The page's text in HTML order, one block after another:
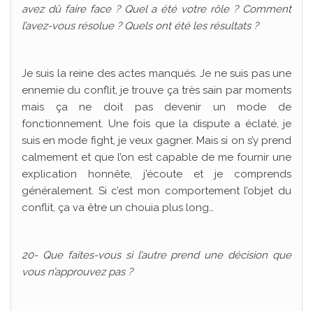
avez dû faire face ? Quel a été votre rôle ? Comment
l’avez-vous résolue ? Quels ont été les résultats ?
Je suis la reine des actes manqués. Je ne suis pas une
ennemie du conflit, je trouve ça très sain par moments
mais ça ne doit pas devenir un mode de
fonctionnement. Une fois que la dispute a éclaté, je
suis en mode fight, je veux gagner. Mais si on s’y prend
calmement et que l’on est capable de me fournir une
explication honnête, j’écoute et je comprends
généralement. Si c’est mon comportement l’objet du
conflit, ça va être un chouia plus long…
20- Que faites-vous si l’autre prend une décision que
vous n’approuvez pas ?